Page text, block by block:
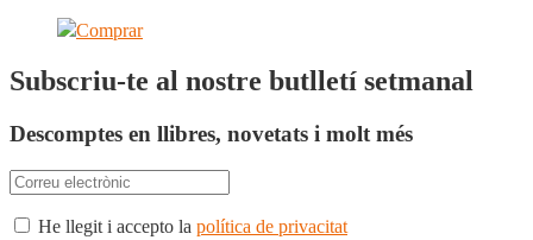
Comprar
Subscriu-te al nostre butlletí setmanal
Descomptes en llibres, novetats i molt més
He llegit i accepto la política de privacitat